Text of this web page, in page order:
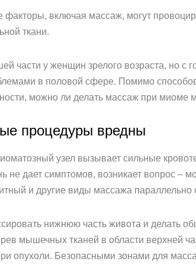
включая массаж, могут
ткани.
части у женщин зрелого возраста, но
в половой сфере. Помимо
можно ли делать массаж при миоме
процедуры вредны
узел вызывает сильные
не дает симптомов, возникает вопрос
и другие виды массажа параллельно
нижнюю часть живота и делать
мышечных тканей в области верхней
опухоли. Безопасными зонами для